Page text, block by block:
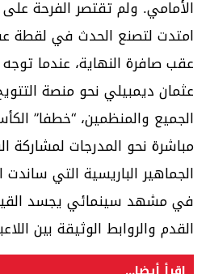
الأمامي. ولم تقتصر الفرحة
امتدت لتصنع الحدث في لقطة
عقب صافرة النهاية، عندما
عثمان ديمبيلي نحو منصة
الجميع والمنظمين، “خطفا”
مباشرة نحو المدرجات لمشاركة
الجماهير الباريسية التي
في مشهد سينمائي يجسد
القدم والروابط الوثيقة بين